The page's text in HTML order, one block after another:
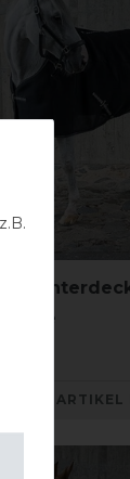
€ *
ARTIKEL